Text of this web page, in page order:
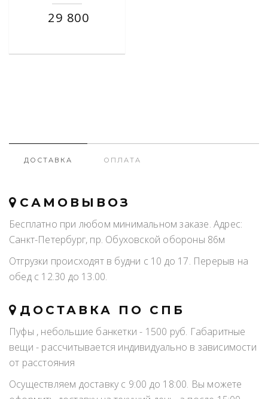
29 800
ДОСТАВКА ОПЛАТА
САМОВЫВОЗ
Бесплатно при любом минимальном заказе. Адрес:
Санкт-Петербург, пр. Обуховской обороны 86м
Отгрузки происходят в будни с 10 до 17. Перерыв на
обед с 12.30 до 13.00.
ДОСТАВКА ПО СПБ
Пуфы , небольшие банкетки - 1500 руб. Габаритные
вещи - рассчитывается индивидуально в зависимости
от расстояния
Осуществляем доставку с 9:00 до 18:00. Вы можете